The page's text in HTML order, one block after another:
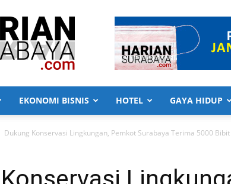
Harian
Surabaya
EKONOMI BISNIS HOTEL GAYA HIDUP
Dukung Konservasi Lingkungan, Pemkot Surabaya Terima 5000